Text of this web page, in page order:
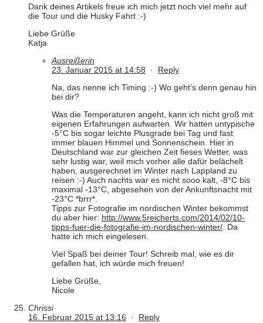
Dank deines Artikels freue ich mich jetzt noch viel mehr auf
die Tour und die Husky Fahrt :-)
Liebe Grüße
Katja
Ausreißerin
23. Januar 2015 at 14:58 · Reply
Na, das nenne ich Timing :-) Wo geht’s denn genau hin
bei dir?
Was die Temperaturen angeht, kann ich nicht groß mit
eigenen Erfahrungen aufwarten. Wir hatten untypische
-5°C bis sogar leichte Plusgrade bei Tag und fast
immer blauen Himmel und Sonnenschein. Hier in
Deutschland war zur gleichen Zeit fieses Wetter, was
sehr lustig war, weil mich vorher alle dafür belächelt
haben, ausgerechnet im Winter nach Lappland zu
reisen :-) Auch nachts war es nicht sooo kalt, -8°C bis
maximal -13°C, abgesehen von der Ankunftsnacht mit
-23°C *brrr*.
Tipps zur Fotografie im nordischen Winter bekommst
du aber hier: http://www.5reicherts.com/2014/02/10-
tipps-fuer-die-fotografie-im-nordischen-winter/. Da
hatte ich mich eingelesen.
Viel Spaß bei deiner Tour! Schreib mal, wie es dir
gefallen hat, ich würde mich freuen!
Liebe Grüße,
Nicole
Chrissi
16. Februar 2015 at 13:16 · Reply